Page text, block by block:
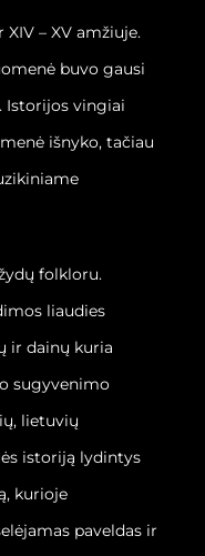
– XV amžiuje.
buvo gausi
Istorijos vingiai
išnyko, tačiau
folkloru.
liaudies
ir dainų kuria
sugyvenimo
lietuvių
istoriją lydintys
kurioje
paveldas ir